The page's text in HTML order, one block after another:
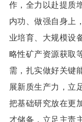
作，全力以赴提质
内功、做强自身上
业培育、大规模设
略性矿产资源获取
需，扎实做好关键
展新质生产力，立
把基础研究放在更
才储备，立足主责